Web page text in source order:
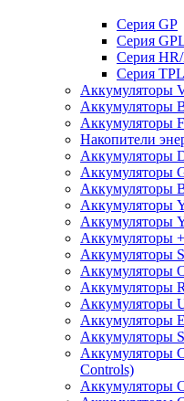
Cерия GP
Серия
Серия
Серия TPL
Аккумуляторы
Аккумуляторы
Аккумуляторы
Накопители
Аккумуляторы
Аккумуляторы
Аккумуляторы
Аккумуляторы
Аккумуляторы
Аккумуляторы
Аккумуляторы
Аккумуляторы
Аккумуляторы
Аккумуляторы
Аккумуляторы
Аккумуляторы
Аккумуляторы
Controls)
Аккумуляторы